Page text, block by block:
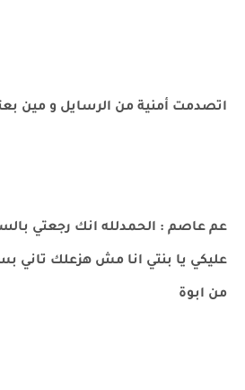
اتصدمت أمنية من الرسايل و مين
عم عاصم : الحمدلله انك رجعتي
عليكي يا بنتي انا مش هزعلك تاني
من ابوة